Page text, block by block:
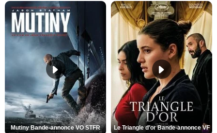
Mutiny Bande-annonce VO STFR Le Triangle d'or Bande-annonce VF